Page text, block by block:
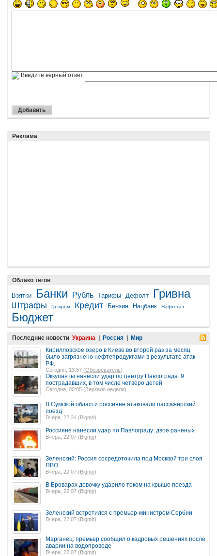
Введите верный ответ
Реклама
Облако тегов
Взятки Банки Рубль Тарифы Дефолт Гривна
Штрафы Газпром Кредит Бензин Нацбанк Нафтогаз
Бюджет
Последние новости Украина | Россия | Мир
Кирилловское озеро в Киеве во второй раз за месяц
было загрязнено нефтепродуктами в результате атак
РФ.
Сегодня, 13:57 (Обозреватель)
Оккупанты нанесли удар по центру Павлограда: 9
пострадавших, в том числе четверо детей
Сегодня, 00:05 (Зеркало недели)
В Сумской области россияне атаковали пассажирский
поезд
Вчера, 22:34 ( Bigmir)
Россияне нанесли удар по Павлограду: двое раненых
Вчера, 22:07 (Bigmir)
Зеленский: Россия сосредоточила под Москвой три слоя
ПВО
Вчера, 22:07 ( Bigmir)
В Броварах девочку ударило током на крыше поезда
Вчера, 22:07 (Bigmir)
Зеленский встретился с премьер-министром Сербии
Вчера, 22:07 ( Bigmir)
Марганец: премьер сообщил о кадровых решениях после
аварии на водопроводе
Вчера, 22:07 (Bigmir)